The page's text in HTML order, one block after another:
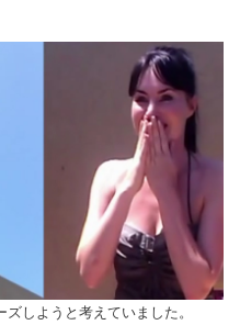
しようと考えていました。